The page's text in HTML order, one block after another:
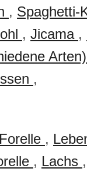
, Spaghetti-
, Jicama ,
Arten)
,
,
, Lachs ,